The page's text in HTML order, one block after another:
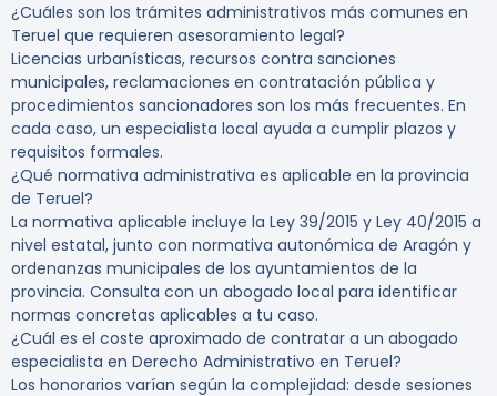
¿Cuáles son los trámites administrativos más comunes en
Teruel que requieren asesoramiento legal?
Licencias urbanísticas, recursos contra sanciones
municipales, reclamaciones en contratación pública y
procedimientos sancionadores son los más frecuentes. En
cada caso, un especialista local ayuda a cumplir plazos y
requisitos formales.
¿Qué normativa administrativa es aplicable en la provincia
de Teruel?
La normativa aplicable incluye la Ley 39/2015 y Ley 40/2015 a
nivel estatal, junto con normativa autonómica de Aragón y
ordenanzas municipales de los ayuntamientos de la
provincia. Consulta con un abogado local para identificar
normas concretas aplicables a tu caso.
¿Cuál es el coste aproximado de contratar a un abogado
especialista en Derecho Administrativo en Teruel?
Los honorarios varían según la complejidad: desde sesiones